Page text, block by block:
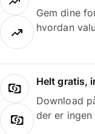
Gem dine
hvordan
Helt gratis,
Download
der er ingen